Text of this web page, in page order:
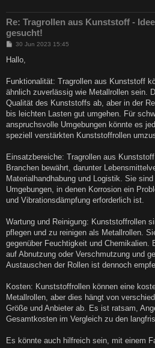
Re: Tragrollen aus Kunststoff -
gesucht!
B
i
a
30 Jun 2023 15:45
Hallo,
Funktionalität: Tragrollen aus Kunststoff
ähnlich zuverlässig wie Metallrollen sein.
Qualität des Kunststoffs ab, aber in der
bis leichten Lasten gut umgehen. Für
anspruchsvolle Umgebungen könnte es
speziell verstärkten Kunststoffrollen
Einsatzbereiche: Tragrollen aus
Branchen bewährt, darunter
Materialhandhabung und Logistik. Sie
Umgebungen, in denen Korrosion ein
und Vibrationsdämpfung erforderlich ist.
Wartung und Reinigung: Kunststoffrollen
pflegen und zu reinigen als Metallrollen.
gegenüber Feuchtigkeit und Chemikalien.
auf Abnutzung oder Verschmutzung und
Austauschen der Rollen ist dennoch
Kosten: Kunststoffrollen können eine
Metallrollen, aber dies hängt von
Größe und Anbieter ab. Es ist ratsam,
Gesamtkosten im Vergleich zu den
Es könnte auch hilfreich sein, mit einem